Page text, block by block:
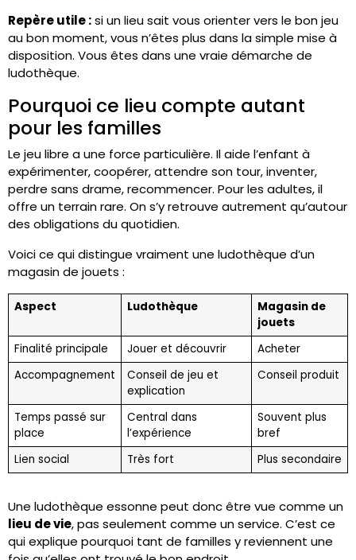
Repère utile :si un lieu sait vous orienter vers le bon jeu
au bon moment, vous n’êtes plus dans la simple mise à
disposition. Vous êtes dans une vraie démarche de
ludothèque.
Pourquoi ce lieu compte autant
pour les familles
Le jeu libre a une force particulière. Il aide l’enfant à
expérimenter, coopérer, attendre son tour, inventer,
perdre sans drame, recommencer. Pour les adultes, il
offre un terrain rare. On s’y retrouve autrement qu’autour
des obligations du quotidien.
Voici ce qui distingue vraiment une ludothèque d’un
magasin de jouets :
Aspect Ludothèque
Magasin de
jouets
Finalité principale
Jouer et découvrir
Acheter
Accompagnement
Conseil de jeu et
explication
Conseil produit
Temps passé sur
place
Central dans
l’expérience
Souvent plus
bref
Lien social
Très fort Plus secondaire
Une ludothèque essonne peut donc être vue comme un
lieu de vie, pas seulement comme un service. C’est ce
qui explique pourquoi tant de familles y reviennent une